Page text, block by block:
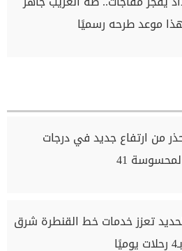
موعد طرحه رسميًا
من ارتفاع جديد في درجات
41
تعزز خدمات خط القنطرة شرق